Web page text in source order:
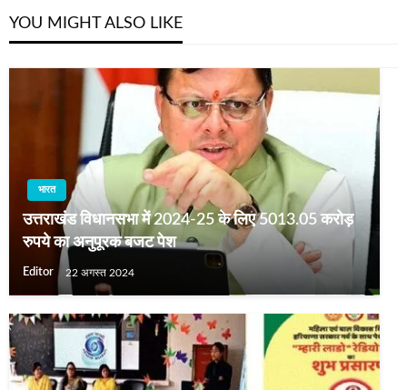
YOU MIGHT ALSO LIKE
भारत
उत्तराखंड विधानसभा में 2024-25 के लिए 5013.05 करोड़
रुपये का अनुपूरक बजट पेश
Editor 22 अगस्त 2024